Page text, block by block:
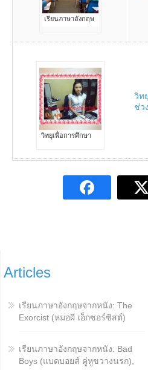
เรียนภาษาอังกฤษ
วิทยุเพื่อการศึกษา
วิท
ช่ว
Articles
เรียนภาษาอังกฤษจากหนัง: The
Exorcist (หมอผี เอ็กซอร์ซิสต์)
เรียนภาษาอังกฤษจากหนัง: Bad
Boys (แบดบอยส์ คู่หูขวางนรก),